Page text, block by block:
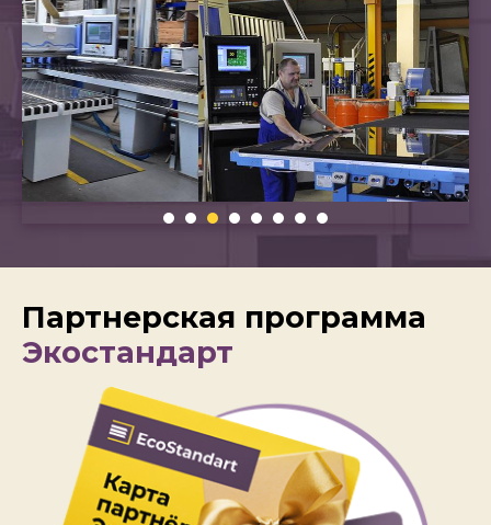
Партнерская программа
Экостандарт